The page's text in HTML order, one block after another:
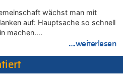
zu
Sommer ist jetzt amtlich
von drei Autofahrern das
von Vias
wächst man mit
auf: Hauptsache so schnell
machen….
....weiterlesen